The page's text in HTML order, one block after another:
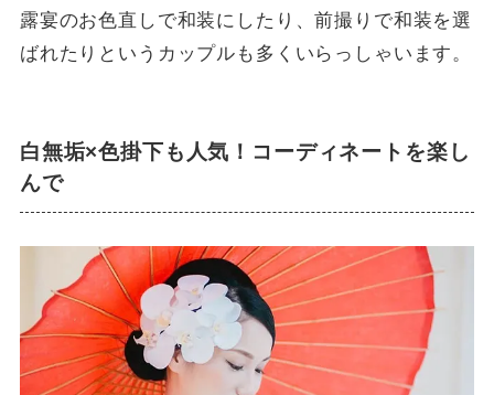
露宴のお色直しで和装にしたり、前撮りで和装を選
ばれたりというカップルも多くいらっしゃいます。
白無垢×色掛下も人気！コーディネートを楽し
んで